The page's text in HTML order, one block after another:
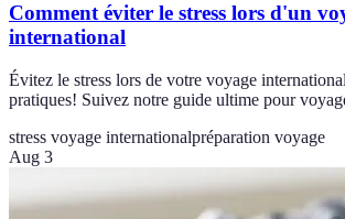
Comment éviter le stress lors d'un
international
Évitez le stress lors de votre voyage
pratiques! Suivez notre guide ultime pour
stress voyage internationalpréparation voyage
Aug 3